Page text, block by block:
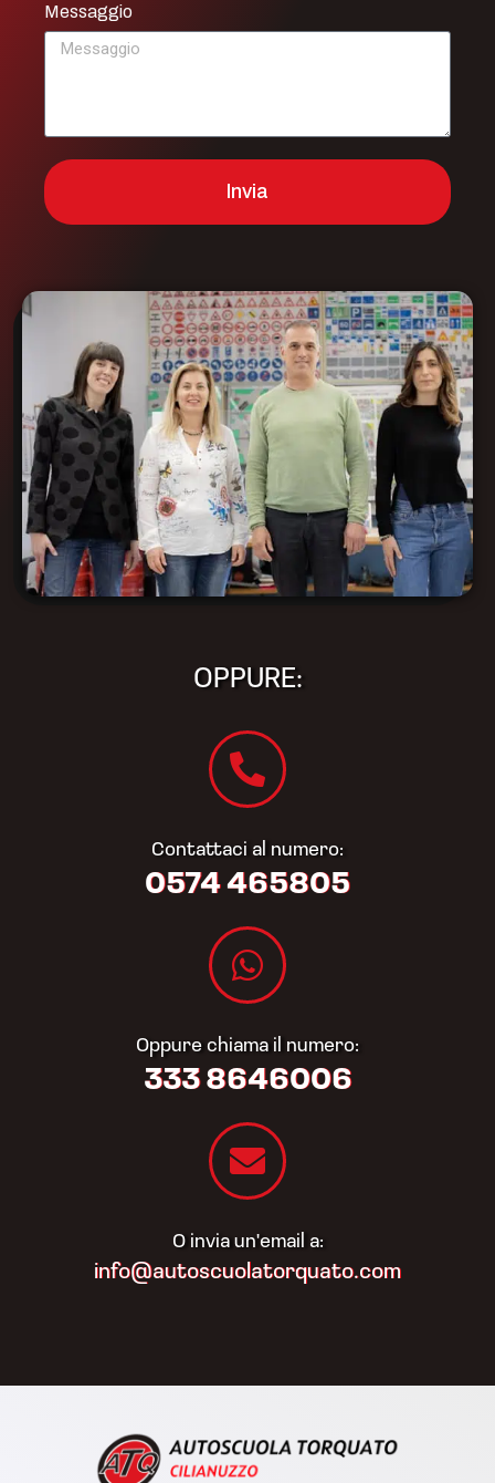
Messaggio
Invia
OPPURE:
Contattaci al numero:
0574 465805​
Oppure chiama il numero:
333 8646006
O invia un'email a:
info@autoscuolatorquato.com